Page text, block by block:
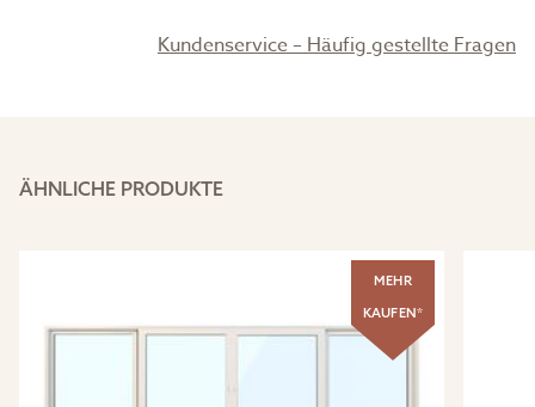
Kundenservice – Häufig gestellte Fragen
ÄHNLICHE PRODUKTE
MEHR
KAUFEN*